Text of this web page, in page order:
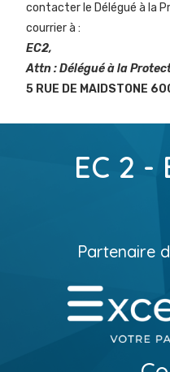
contacter le Délégué à la
courrier à :
EC2,
Attn : Délégué à la
5 RUE DE MAIDSTONE
EC 2 -
Partenaire d